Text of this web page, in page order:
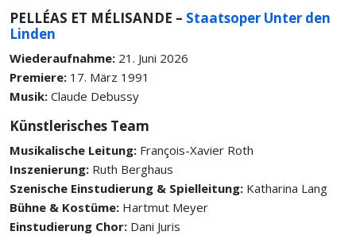
PELLÉAS ET MÉLISANDE – Staatsoper Unter den
Linden
Wiederaufnahme: 21. Juni 2026
Premiere: 17. März 1991
Musik: Claude Debussy
Künstlerisches Team
Musikalische Leitung: François-Xavier Roth
Inszenierung: Ruth Berghaus
Szenische Einstudierung & Spielleitung: Katharina Lang
Bühne & Kostüme: Hartmut Meyer
Einstudierung Chor: Dani Juris